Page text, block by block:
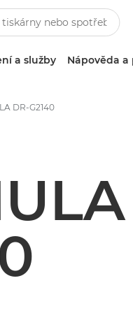
a služby Nápověda a
DR-G2140